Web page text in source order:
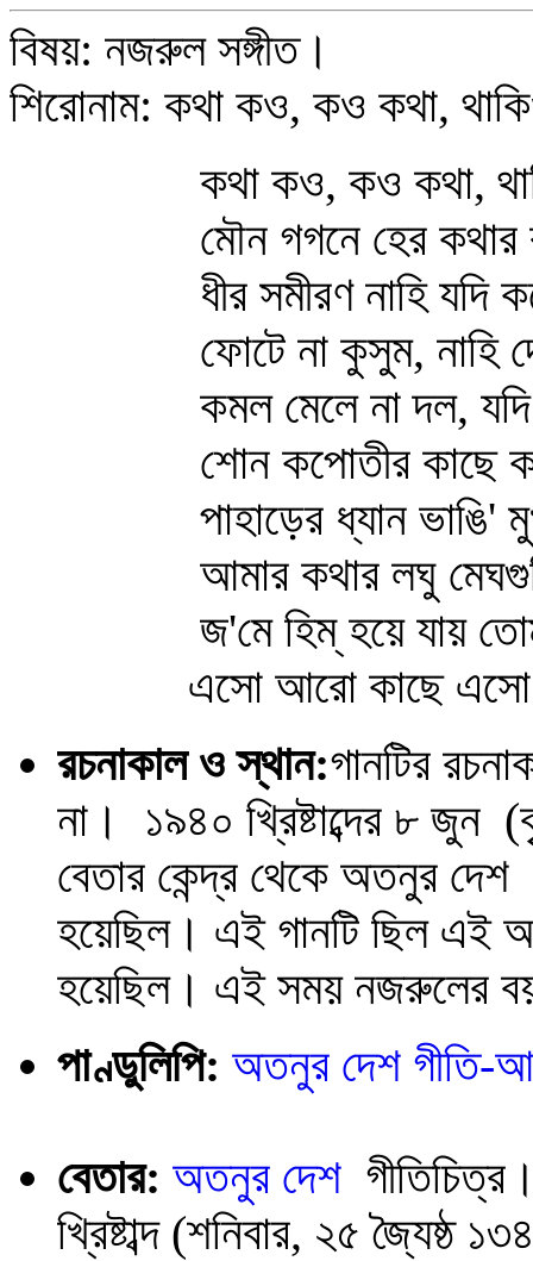
বিষয়: নজরুল সঙ্গীত।
শিরোনাম: কথা কও, কও কথা,
কথা কও, কও কথা,
মৌন গগনে হের কথার
ধীর সমীরণ নাহি যদি
ফোটে না কুসুম, নাহি
কমল মেলে না দল, যদি
শোন কপোতীর কাছে
পাহাড়ের ধ্যান ভাঙি'
আমার কথার লঘু
জ'মে হিম্ হয়ে যায়
এসো আরো কাছে এসো
রচনাকাল ও স্থান:গানটির
না। ১৯৪০ খ্রিষ্টাব্দের ৮ জুন
বেতার কেন্দ্র থেকে অতনুর
হয়েছিল। এই গানটি ছিল এই
হয়েছিল। এই সময় নজরুলের
পাণ্ডুলিপি: অতনুর দেশ গীতি-
বেতার: অতনুর দেশ
খ্রিষ্টাব্দ (শনিবার, ২৫ জ্যৈষ্ঠ